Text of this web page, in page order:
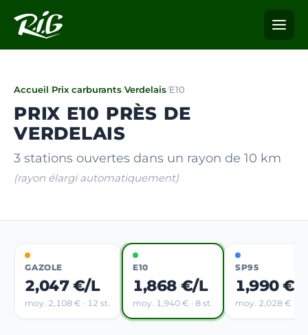
Accueil/Prix carburants/Verdelais/E10
PRIX E10 PRÈS DE
VERDELAIS
3 stations ouvertes dans un rayon de 10 km
(rayon élargi automatiquement)
GAZOLE
2,047 €/L
moy. 2,108 € · 12 st.
E10
1,868 €/L
moy. 1,940 € · 8 st.
SP95
1,990 €/
moy. 2,028 € · 8